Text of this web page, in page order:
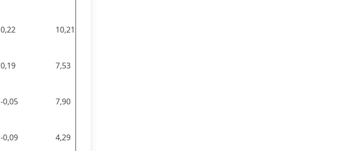
0,22 10,21
0,19 7,53
-0,05 7,90
-0,09 4,29